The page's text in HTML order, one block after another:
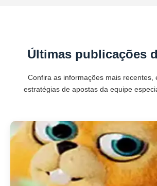
Últimas publicações
Confira as informações mais recentes,
estratégias de apostas da equipe